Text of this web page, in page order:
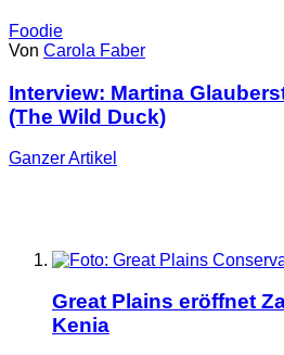
Foodie
Von Carola Faber
Interview: Martina
(The Wild Duck)
GanzerArtikel
Great Plains eröffnet
Kenia